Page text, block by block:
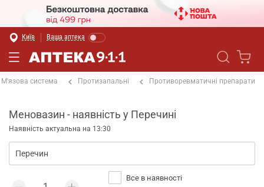
Київ Ваша аптека
М'язова система Протизапальні Противоревматичні препарати
Меновазин - наявність у Перечині
Наявність актуальна на 13:30
Все в наявності